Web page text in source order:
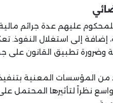
عليهم عدة جرائم
إضافة إلى استغلال النفوذ.
تطبيق القانون على
من المؤسسات المعنية
نظراً لتأثيرها المحتمل